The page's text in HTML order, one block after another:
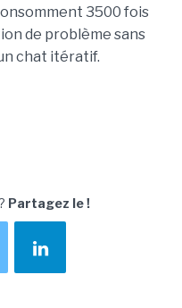
3500 fois
de problème sans
chat itératif.
Partagez le !